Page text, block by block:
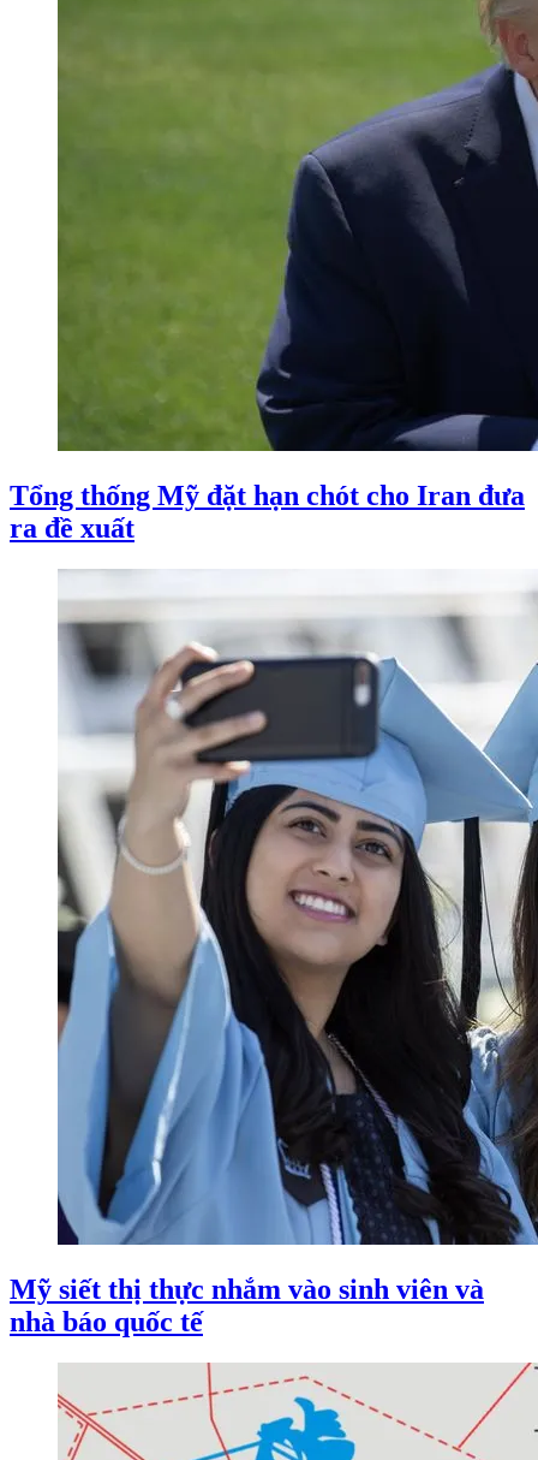
Tổng thống Mỹ đặt hạn chót cho Iran đưa
ra đề xuất
Mỹ siết thị thực nhắm vào sinh viên và
nhà báo quốc tế